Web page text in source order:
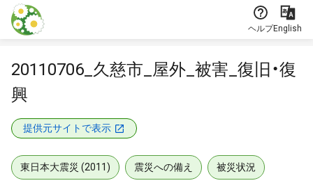
本文に飛ぶ
ヘルプEnglish
20110706_久慈市_屋外_被害_復旧・復
興
提供元サイトで表示
東日本大震災 (2011) 震災への備え 被災状況